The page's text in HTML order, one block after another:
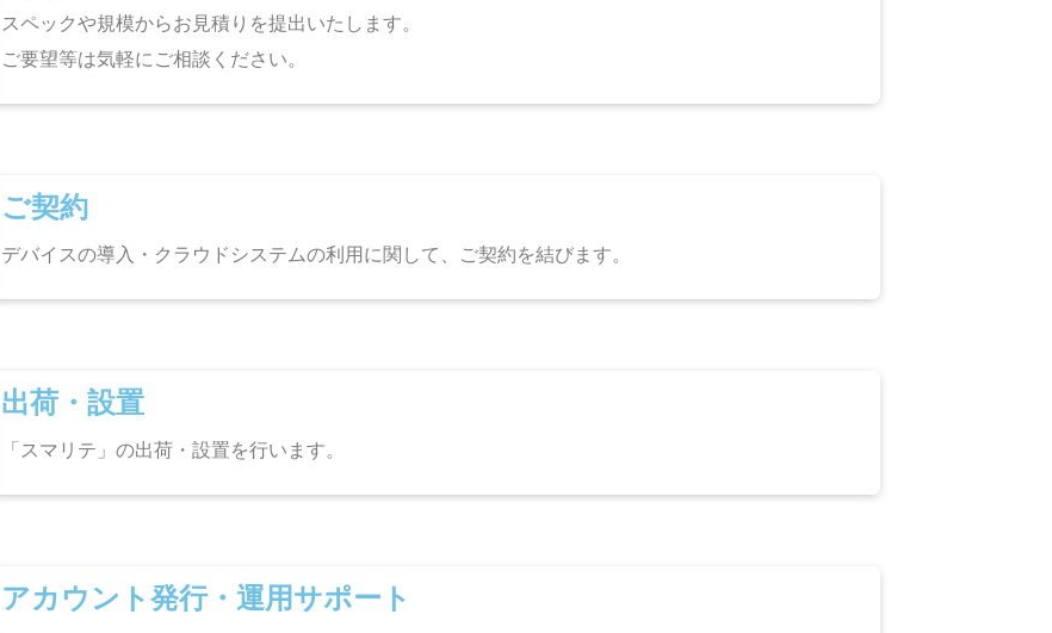
スペックや規模からお見積りを提出いたします。
ご要望等は気軽にご相談ください。
ご契約
デバイスの導入・クラウドシステムの利用に関して、ご契約を結びます。
出荷・設置
「スマリテ」の出荷・設置を行います。
アカウント発行・運用サポート